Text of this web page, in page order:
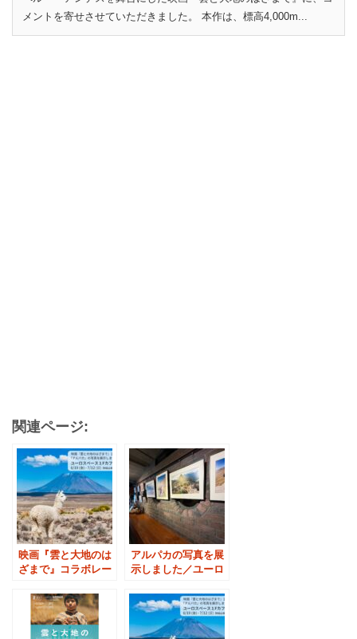
メントを寄せさせていただきました。 本作は、標高4,000m...
関連ページ:
映画『雲と大地のは
ざまで』コラボレー
お知らせ
アルパカの写真を展
示しました／ユーロ
ェ